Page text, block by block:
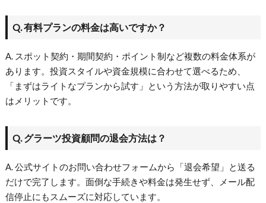
Q. 有料プランの料金は高いですか？
A. スポット契約・期間契約・ポイント制など複数の料金体系が
あります。投資スタイルや資金規模に合わせて選べるため、
「まずはライトなプランから試す」という方法が取りやすい点
はメリットです。
Q. グラーツ投資顧問の退会方法は？
A. 公式サイトのお問い合わせフォームから「退会希望」と送る
だけで完了します。面倒な手続きや料金は発生せず、メール配
信停止にもスムーズに対応しています。